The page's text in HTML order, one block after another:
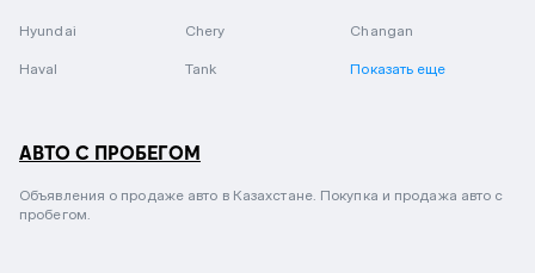
Hyundai Chery Changan
Haval Tank Показать еще
АВТО С ПРОБЕГОМ
Объявления о продаже авто в Казахстане. Покупка и продажа авто с
пробегом.